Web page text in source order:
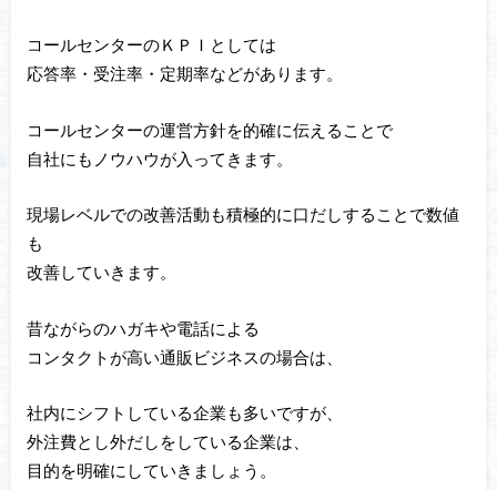
コールセンターのＫＰＩとしては
応答率・受注率・定期率などがあります。
コールセンターの運営方針を的確に伝えることで
自社にもノウハウが入ってきます。
現場レベルでの改善活動も積極的に口だしすることで数値
も
改善していきます。
昔ながらのハガキや電話による
コンタクトが高い通販ビジネスの場合は、
社内にシフトしている企業も多いですが、
外注費とし外だしをしている企業は、
目的を明確にしていきましょう。